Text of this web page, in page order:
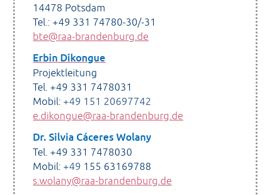
14478 Potsdam
Tel.: +49 331 74780-30/-31
bte@raa-brandenburg.de
Erbin Dikongue
Projektleitung
Tel. +49 331 7478031
Mobil: +49 151 20697742
e.dikongue@raa-brandenburg.de
Dr. Silvia Cáceres Wolany
Tel. +49 331 7478030
Mobil: +49 155 63169788
s.wolany@raa-brandenburg.de